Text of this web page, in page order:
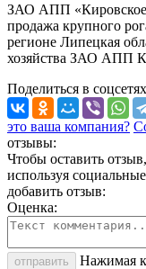
ЗАО АПП
продажа крупного
регионе Липецкая
хозяйства ЗАО АПП
Поделиться в соцсетях
это ваша компания?
отзывы:
Чтобы оставить
используя
добавить отзыв:
Оценка:
отправить
Нажимая